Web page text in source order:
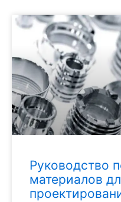
Руководство
материалов